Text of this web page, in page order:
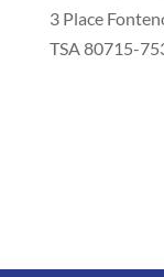
3 Place
TSA 80715-